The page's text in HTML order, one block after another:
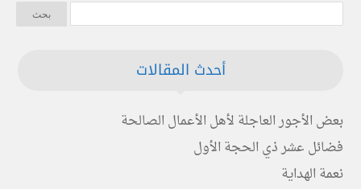
أحدث المقالات
بعض الأجور العاجلة لأهل الأعمال الصالحة
فضائل عشر ذي الحجة الأول
نعمة الهداية